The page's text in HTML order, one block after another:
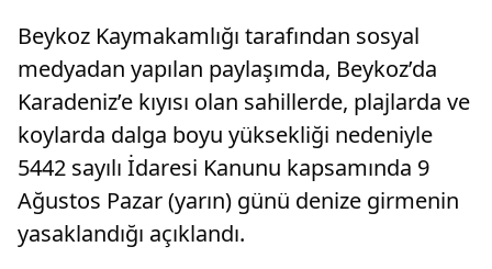
Beykoz Kaymakamlığı tarafından sosyal
medyadan yapılan paylaşımda, Beykoz’da
Karadeniz’e kıyısı olan sahillerde, plajlarda ve
koylarda dalga boyu yüksekliği nedeniyle
5442 sayılı İdaresi Kanunu kapsamında 9
Ağustos Pazar (yarın) günü denize girmenin
yasaklandığı açıklandı.